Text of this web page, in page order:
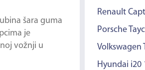
šara guma
je
vožnji u
Renault
Porsche
Volkswagen
Hyundai i20